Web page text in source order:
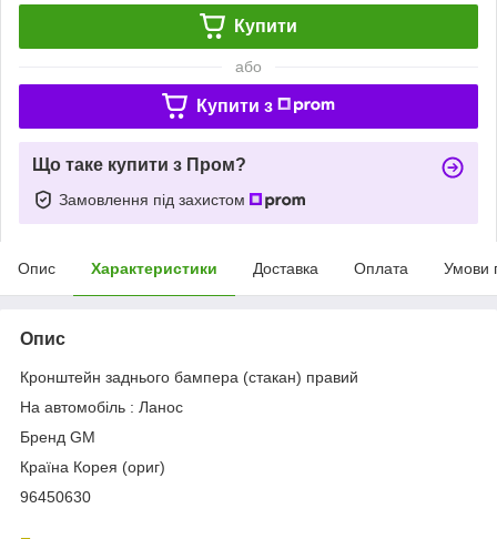
Купити
або
Купити з
Що таке купити з Пром?
Замовлення під захистом
Опис Характеристики Доставка Оплата Умови
Опис
Кронштейн заднього бампера (стакан) правий
На автомобіль : Ланос
Бренд GM
Країна Корея (ориг)
96450630